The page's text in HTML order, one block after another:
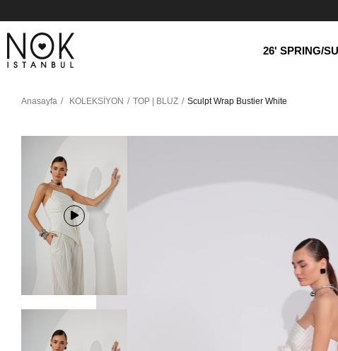
26' SPRING/
Anasayfa KOLEKSİYON TOP | BLUZ Sculpt Wrap Bustier White